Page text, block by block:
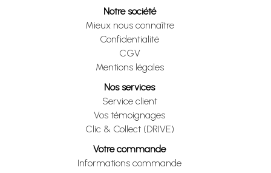
Notre société
Mieux nous connaître
Confidentialité
CGV
Mentions légales
Nos services
Service client
Vos témoignages
Clic & Collect (DRIVE)
Votre commande
Informations commande